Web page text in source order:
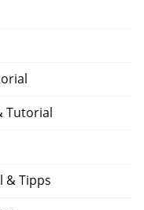
Tutorial
& Tipps